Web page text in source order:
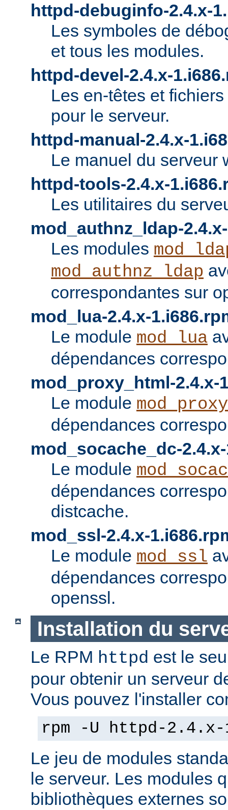
httpd-debuginfo-2.4.x-
Les symboles de
et tous les modules.
httpd-devel-2.4.x-
Les en-têtes et
pour le serveur.
httpd-manual-2.4.x-
Le manuel du serveur
httpd-tools-2.4.x-
Les utilitaires du
mod_authnz_ldap-
Les modules
mod_authnz_ldap
correspondantes sur
mod_lua-2.4.x-
Le module mod_lua
dépendances
mod_proxy_html-2.4.x-
Le module
dépendances
mod_socache_dc-
Le module
dépendances
distcache.
mod_ssl-2.4.x-
Le module mod_ssl
dépendances
openssl.
Installation du
Le RPM httpd est le
pour obtenir un serveur
Vous pouvez l'installer
rpm -U httpd-2.4.x-
Le jeu de modules
le serveur. Les modules
bibliothèques externes